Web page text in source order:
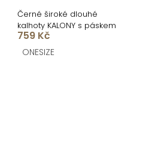
Černé široké dlouhé
kalhoty KALONY s páskem
759 Kč
ONESIZE